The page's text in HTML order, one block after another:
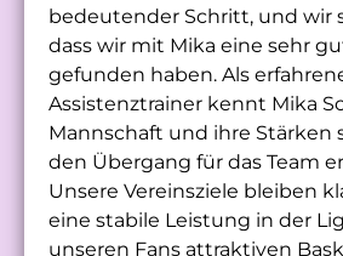
bedeutender Schritt, und wir
dass wir mit Mika eine sehr
gefunden haben. Als
Assistenztrainer kennt Mika
Mannschaft und ihre Stärken
den Übergang für das Team
Unsere Vereinsziele bleiben
eine stabile Leistung in der
unseren Fans attraktiven